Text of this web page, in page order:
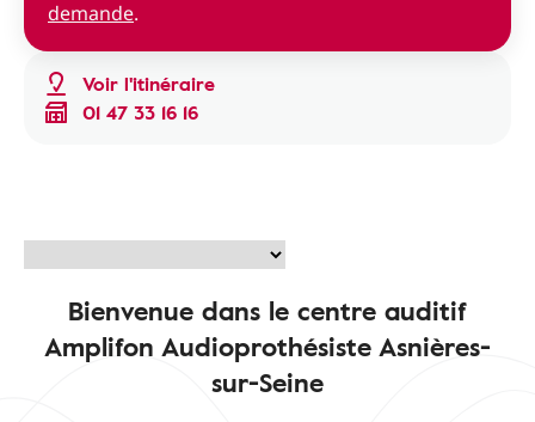
Voir l'itinéraire
01 47 33 16 16
demande.
Bienvenue dans le centre auditif
Amplifon Audioprothésiste Asnières-
sur-Seine